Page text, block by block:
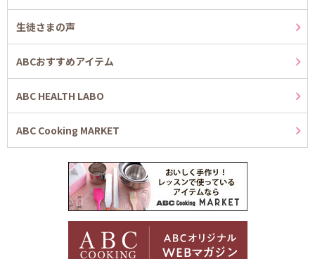
生徒さまの声
ABCおすすめアイテム
ABC HEALTH LABO
ABC Cooking MARKET